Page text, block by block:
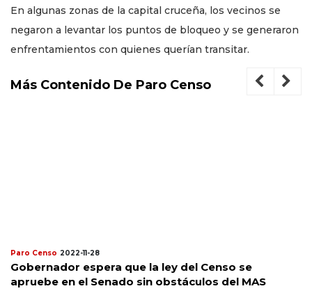
En algunas zonas de la capital cruceña, los vecinos se
negaron a levantar los puntos de bloqueo y se generaron
enfrentamientos con quienes querían transitar.
Más Contenido De Paro Censo
Paro Censo 2022-11-28
Gobernador espera que la ley del Censo se
apruebe en el Senado sin obstáculos del MAS